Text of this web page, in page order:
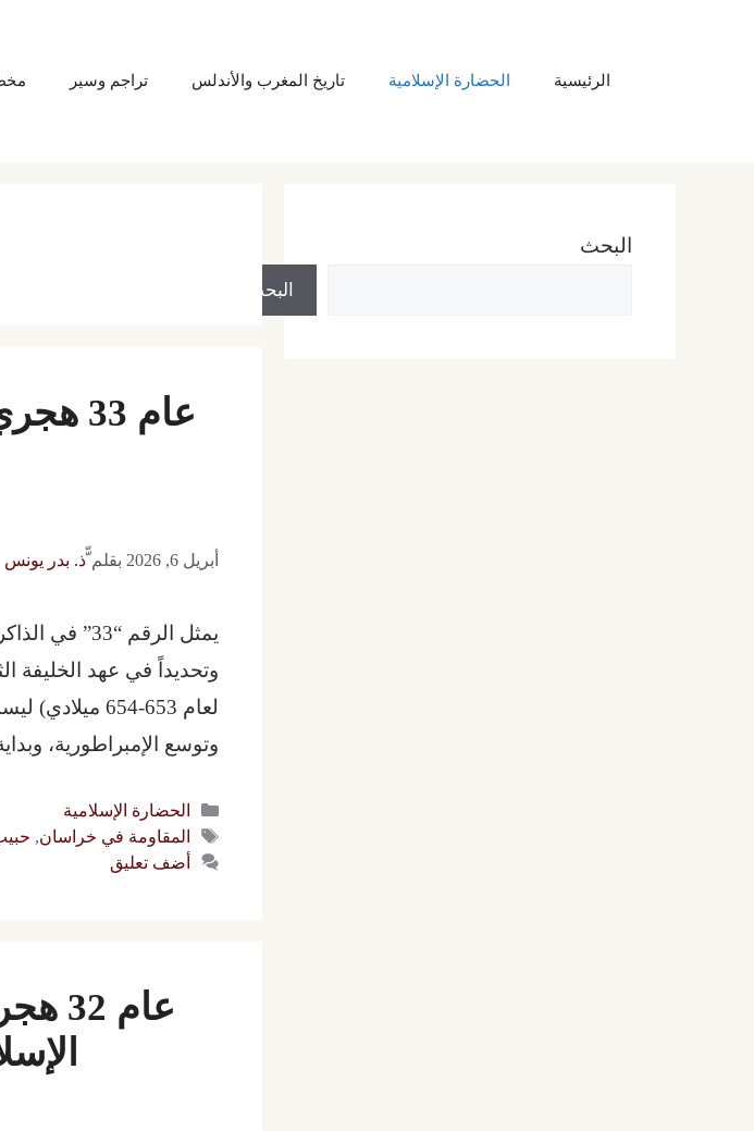
الرئيسية الحضارة الإسلامية تاريخ المغرب والأندلس تراجم وسير
عام
أبريل 6, 2026 بقلمّّذ. بدر يونس
يمثل الرقم
لعام 653-
وتوسع الإمبراطورية،
التصنيفات
الحضارة الإسلامية
الوسوم
المقاومة في خراسان,
أضف تعليق
البحث
البحث